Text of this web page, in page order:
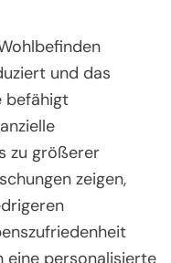
und das
befähigt
zu größerer
zeigen,
eine personalisierte